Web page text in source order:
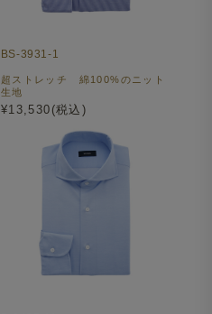
BS-3931-1
超ストレッチ 綿100%のニット
生地
¥13,530(税込)